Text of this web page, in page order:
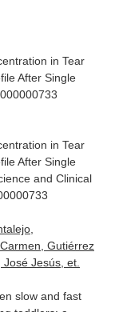
in Tear
After Single
in Tear
After Single
and Clinical
Gutiérrez
Jesús, et.
slow and fast